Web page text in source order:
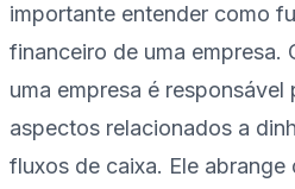
importante entender como
financeiro de uma empresa.
uma empresa é
aspectos relacionados a
fluxos de caixa. Ele